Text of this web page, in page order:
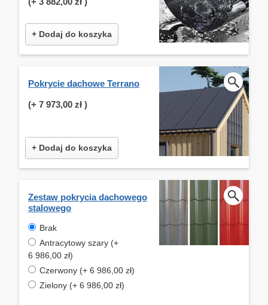
+ Dodaj do koszyka
Pokrycie dachowe Terrano
(+ 7 973,00 zł )
+ Dodaj do koszyka
Zestaw pokrycia dachowego
stalowego
Brak
Antracytowy szary (+
6 986,00 zł)
Czerwony (+ 6 986,00 zł)
Zielony (+ 6 986,00 zł)